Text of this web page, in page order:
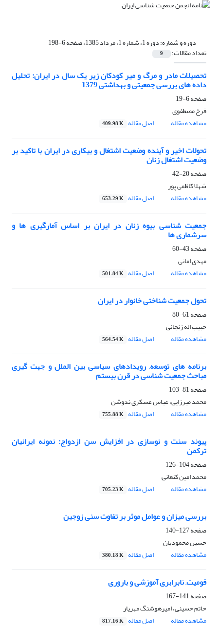
دوره و شماره:دوره 1، شماره 1، مرداد 1385، صفحه 6-198
تعداد مقالات: 9
تحصیلات مادر و مرگ و میر کودکان زیر یک سال در ایران: تحلیل
داده های بررسی جمعیتی و بهداشتی 1379
صفحه6-19
فرخ مصطفوی
مشاهده مقاله
اصل مقاله 409.98 K
تحولات اخیر و آینده وضعیت اشتغال و بیکاری در ایران با تاکید بر
وضعیت اشتغال زنان
صفحه20-42
شهلا کاظمی پور
مشاهده مقاله
اصل مقاله 653.29 K
جمعیت شناسی بیوه زنان در ایران بر اساس آمارگیری ها و
سرشماری ها
صفحه43-60
مهدی امانی
مشاهده مقاله
اصل مقاله 501.84 K
تحول جمعیت شناختی خانوار در ایران
صفحه61-80
حبیب اله زنجانی
مشاهده مقاله
اصل مقاله 564.54 K
برنامه های توسعه, رویدادهای سیاسی بین الملل و جهت گیری
مباحث جمعیت شناسی در قرن بیستم
صفحه81-103
محمد میرزایی، عباس عسکری ندوشن
مشاهده مقاله
اصل مقاله 755.88 K
پیوند سنت و نوسازی در افزایش سن ازدواج: نمونه ایرانیان
ترکمن
صفحه104-126
محمد امین کنعانی
مشاهده مقاله
اصل مقاله 705.23 K
بررسی میزان و عوامل موثر بر تفاوت سنی زوجین
صفحه127-140
حسین محمودیان
مشاهده مقاله
اصل مقاله 380.18 K
قومیت, نابرابری آموزشی و باروری
صفحه141-167
حاتم حسینی، امیرهوشنگ مهریار
مشاهده مقاله
اصل مقاله 817.16 K